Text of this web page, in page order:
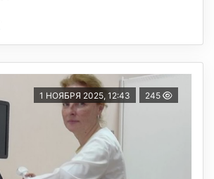
1 НОЯБРЯ 2025, 12:43 245